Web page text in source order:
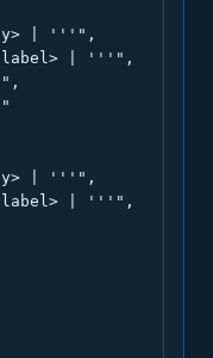
| '''",
| '''",
| '''",
| '''",